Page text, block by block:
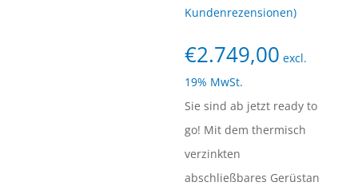
Bewertet
mit 4.75
auf
4
Kundenbew
Kundenrezensionen)
€2.749,00 excl.
19% MwSt.
Sie sind ab jetzt ready to
go! Mit dem thermisch
verzinkten
abschließbares Gerüstan